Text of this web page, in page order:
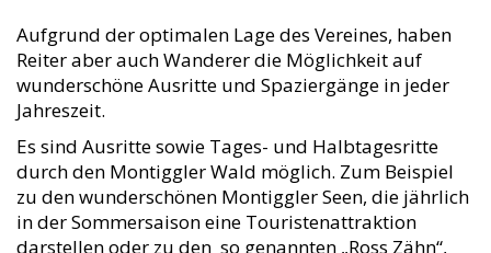
Aufgrund der optimalen Lage des Vereines, haben
Reiter aber auch Wanderer die Möglichkeit auf
wunderschöne Ausritte und Spaziergänge in jeder
Jahreszeit.
Es sind Ausritte sowie Tages- und Halbtagesritte
durch den Montiggler Wald möglich. Zum Beispiel
zu den wunderschönen Montiggler Seen, die jährlich
in der Sommersaison eine Touristenattraktion
darstellen oder zu den so genannten „Ross Zähn“,